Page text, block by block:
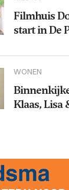
Filmhuis
start in De
WONEN
Klaas, Lisa